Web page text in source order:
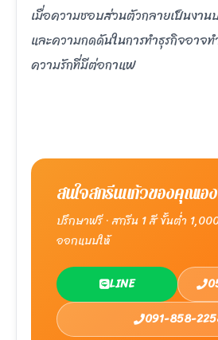
เมื่อความชอบส่วนตัวกลายเป็นงาน
และความกดดันในการทำธุรกิจอาจ
ความรักที่มีต่อกาแฟ
สนใจสกรีนแก้วของคุณเอ
ปรึกษาฟรี · สกรีน 1 สี ขั้นต่ำ
ออกแบบให้
LINE
091-858-